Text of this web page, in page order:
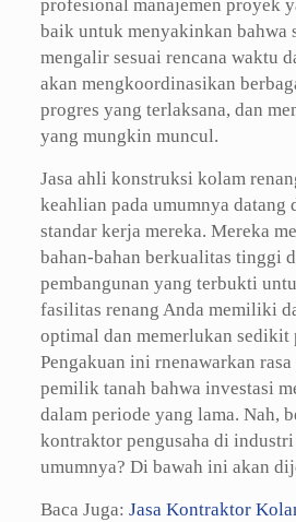
profesional manajemen proyek
baik untuk menyakinkan bahwa
mengalir sesuai rencana waktu
akan mengkoordinasikan
progres yang terlaksana, dan
yang mungkin muncul.
Jasa ahli konstruksi kolam
keahlian pada umumnya datang
standar kerja mereka. Mereka
bahan-bahan berkualitas tinggi
pembangunan yang terbukti
fasilitas renang Anda memiliki
optimal dan memerlukan sedikit
Pengakuan ini rnenawarkan
pemilik tanah bahwa investasi
dalam periode yang lama. Nah,
kontraktor pengusaha di industri
umumnya? Di bawah ini akan
Baca Juga: Jasa Kontraktor